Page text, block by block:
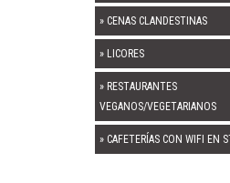
» CENAS CLANDESTINAS
» LICORES
» RESTAURANTES
VEGANOS/VEGETARIANOS
» CAFETERÍAS CON WIFI EN